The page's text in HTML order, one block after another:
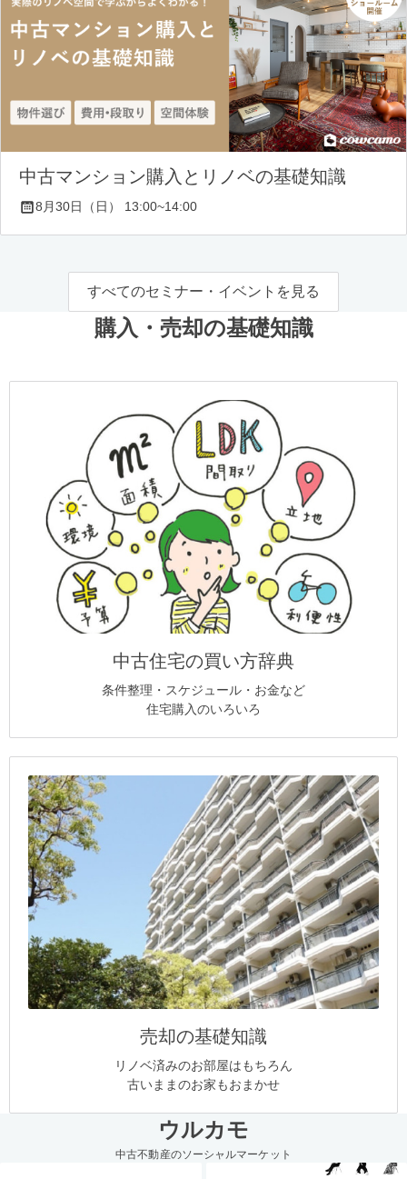
中古マンション購入とリノベの基礎知識
8月30日（日） 13:00~14:00
すべてのセミナー・イベントを見る
購入・売却の基礎知識
中古住宅の買い方辞典
条件整理・スケジュール・お金など
住宅購入のいろいろ
売却の基礎知識
リノベ済みのお部屋はもちろん
古いままのお家もおまかせ
ウルカモ
中古不動産のソーシャルマーケット